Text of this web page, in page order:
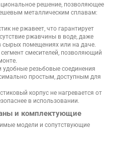
решение, позволяющее
металлическим сплавам:
не ржавеет, что гарантирует
ржавчины в воде, даже
сырых помещениях или на даче.
смесителей, позволяющий
удобные резьбовые соединения
простым, доступным для
корпус не нагревается от
в использовании.
и комплектующие
модели и сопутствующие